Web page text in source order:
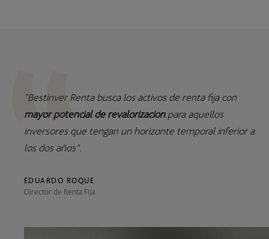
"Bestinver Renta busca los activos de renta fija con
mayor potencial de revalorizaciónpara aquellos
inversores que tengan un horizonte temporal inferior a
los dos años".
EDUARDO ROQUE
Director de Renta Fija